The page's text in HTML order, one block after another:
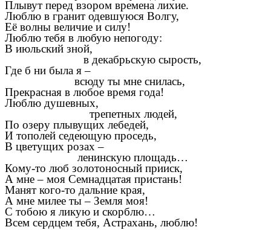
Плывут перед взором времена лихие.
Люблю в гранит одевшуюся Волгу,
Её волны величие и силу!
Люблю тебя в любую непогоду:
В июльский зной,
в декабрьскую сырость,
Где б ни была я –
всюду ты мне снилась,
Прекрасная в любое время года!
Люблю душевных,
трепетных людей,
По озеру плывущих лебедей,
И тополей седеющую проседь,
В цветущих розах –
ленинскую площадь…
Кому-то люб золотоносный прииск,
А мне – моя Семнадцатая пристань!
Манят кого-то дальние края,
А мне милее ты – Земля моя!
С тобою я ликую и скорблю…
Всем сердцем тебя, Астрахань, люблю!